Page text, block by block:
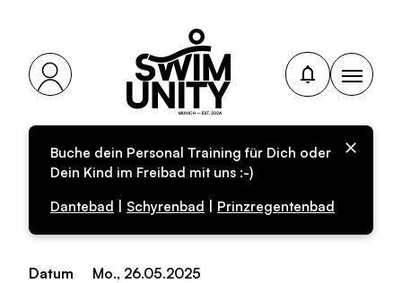
Buche dein Personal Training für Dich oder
Dein Kind im Freibad mit uns :-)
Dantebad
Schyrenbad Prinzregentenbad
Personal-Training für
Erwachsene
Datum
Mo., 26.05.2025